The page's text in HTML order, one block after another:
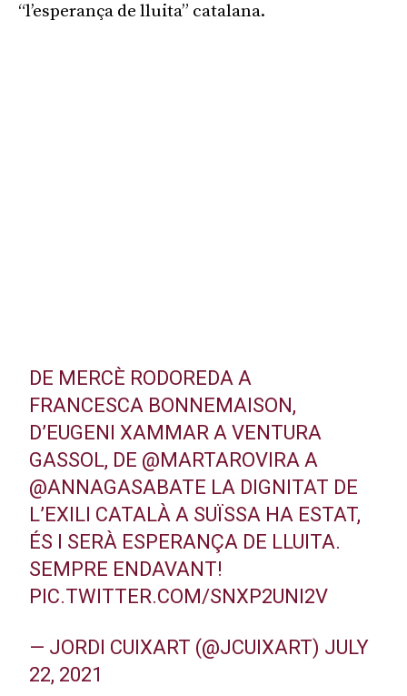
“l’esperança de lluita” catalana.
DE MERCÈ RODOREDA A
FRANCESCA BONNEMAISON,
D’EUGENI XAMMAR A VENTURA
GASSOL, DE @MARTAROVIRAA
@ANNAGASABATE LA DIGNITAT DE
L’EXILI CATALÀ A SUÏSSA HA ESTAT,
ÉS I SERÀ ESPERANÇA DE LLUITA.
SEMPRE ENDAVANT!
PIC.TWITTER.COM/SNXP2UNI2V
— JORDI CUIXART (@JCUIXART) JULY
22, 2021